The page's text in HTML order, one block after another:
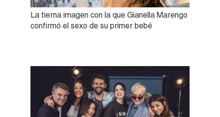
La tierna imagen con la que Gianella Marengo
confirmó el sexo de su primer bebé